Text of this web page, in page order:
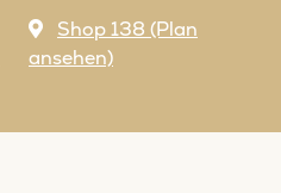
Shop 138 (Plan
ansehen)